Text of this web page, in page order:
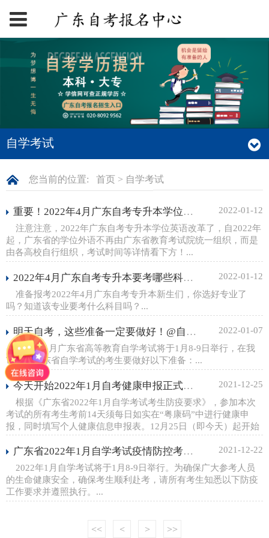
自学考试
您当前的位置: 首页> 自学考试
重要！2022年4月广东自考专升本学位英语考试时间公布！
2022-01-12
注意注意，2022年广东自考专升本学位英语改革了，自2022年
起，广东省的学位外语不再由广东省教育考试院统一组织，而是
由各高校自行组织，考试时间等详情看下方！...
2022年4月广东自考专升本要考哪些科目？自考科目最少的专业是……
2022-01-12
准备报考2022年4月广东自考专升本新生们，你选好专业了
吗？知道该专业要考什么科目吗？...
明天自考，这些准备一定要做好！@自考生
2022-01-07
2022年1月广东省高等教育自学考试将于1月8-9日举行，在我
市参加广东省自学考试的考生要做好以下准备：...
今天开始2022年1月自考健康申报正式打卡！（内附申报表下载）
2021-12-25
根据《广东省2022年1月自学考试考生防疫要求》，参加本次
考试的所有考生考前14天须每日如实在“粤康码”中进行健康申
报，同时填写个人健康信息申报表。12月25日（即今天）起开始
每天进行申报，大家注意啦！！！...
广东省2022年1月自学考试疫情防控考生须知
2021-12-22
2022年1月自学考试将于1月8-9日举行。为确保广大参考人员
的生命健康安全，确保考生顺利赴考，请所有考生知悉以下防疫
工作要求并遵照执行。...
<< < > >>